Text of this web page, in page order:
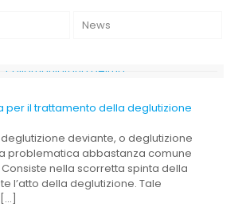
News
per il trattamento della deglutizione
deviante, o deglutizione
problematica abbastanza comune
nella scorretta spinta della
l’atto della deglutizione. Tale
[…]